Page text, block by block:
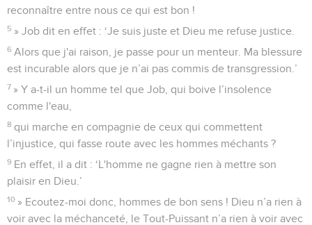
reconnaître entre nous ce qui est bon !
5 » Job dit en effet : ‘Je suis juste et Dieu me refuse justice.
6 Alors que j'ai raison, je passe pour un menteur. Ma blessure
est incurable alors que je n’ai pas commis de transgression.’
7 » Y a-t-il un homme tel que Job, qui boive l’insolence
comme l'eau,
8 qui marche en compagnie de ceux qui commettent
l’injustice, qui fasse route avec les hommes méchants ?
9 En effet, il a dit : ‘L'homme ne gagne rien à mettre son
plaisir en Dieu.’
10 » Ecoutez-moi donc, hommes de bon sens ! Dieu n’a rien à
voir avec la méchanceté, le Tout-Puissant n’a rien à voir avec